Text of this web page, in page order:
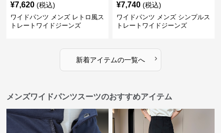
¥7,620 (税込)
ワイドパンツ メンズ レトロ風ス
トレートワイドジーンズ
¥7,740 (税込)
ワイドパンツ メンズ シンプルス
トレートワイドジーンズ
新着アイテムの一覧へ ›
メンズワイドパンツスーツのおすすめアイテム